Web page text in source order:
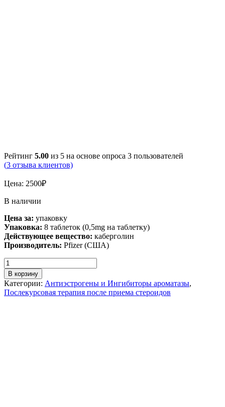
Рейтинг 5.00 из 5 на основе опроса 3 пользователей
(3 отзыва клиентов)
Цена: 2500₽
В наличии
Цена за: упаковку
Упаковка: 8 таблеток (0,5mg на таблетку)
Действующее вещество: каберголин
Производитель: Pfizer (США)
В корзину
Категории: Антиэстрогены и Ингибиторы ароматазы,
Послекурсовая терапия после приема стероидов